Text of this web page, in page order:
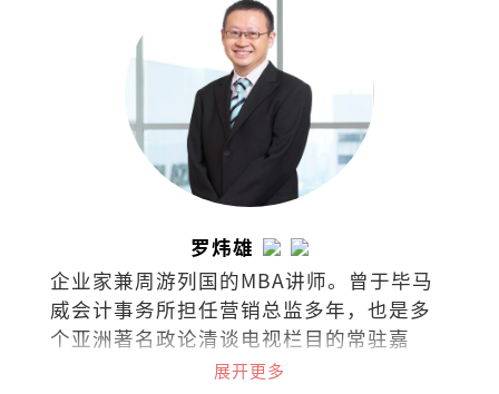
罗炜雄
企业家兼周游列国的MBA讲师。曾于毕马
威会计事务所担任营销总监多年，也是多
个亚洲著名政论清谈电视栏目的常驻嘉
宾，常探讨经济、商业、政治热门课题与
展开更多